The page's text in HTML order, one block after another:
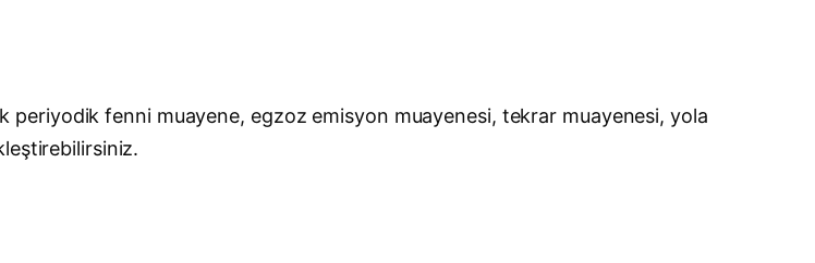
periyodik fenni muayene, egzoz emisyon muayenesi, tekrar muayenesi, yola